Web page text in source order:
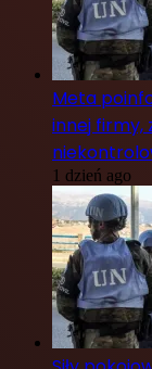
Meta
innej firmy,
1 dzień ago